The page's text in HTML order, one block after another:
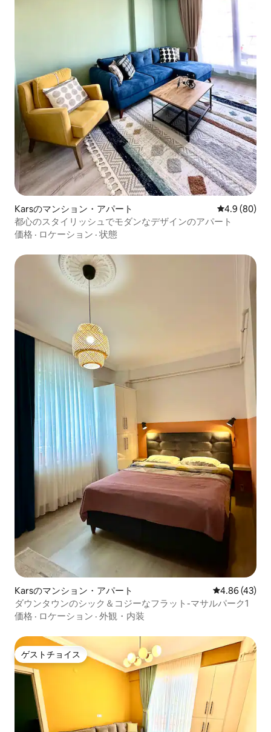
Karsのマンション・アパート レビュー80
4.9 (80)
都心のスタイリッシュでモダンなデザインのアパート
価格 · ロケーション · 状態
Karsのマンション・アパート レビュー43
4.86 (43)
ダウンタウンのシック＆コジーなフラット-マサルパーク1
価格 · ロケーション · 外観・内装
ゲストチョイス
ゲストチョイス